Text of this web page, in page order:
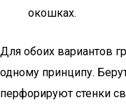
окошках.
Для обоих вариантов
одному принципу.
перфорируют стенки